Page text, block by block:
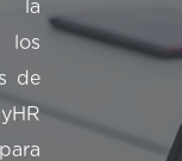
la
de